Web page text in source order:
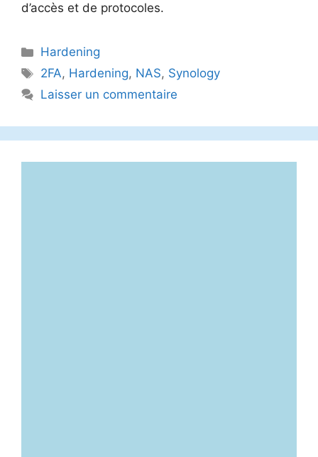
d’accès et de protocoles.
Catégories
Hardening
Étiquettes
2FA, Hardening, NAS, Synology
Laisser un commentaire